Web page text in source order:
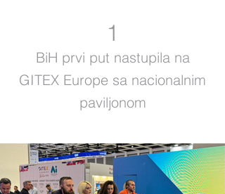
1
BiH prvi put nastupila na
GITEX Europe sa nacionalnim
paviljonom